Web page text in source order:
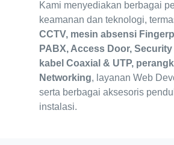
Kami menyediakan berbagai
keamanan dan teknologi,
CCTV, mesin absensi
PABX, Access Door,
kabel Coaxial & UTP,
Networking, layanan Web
serta berbagai aksesoris
instalasi.